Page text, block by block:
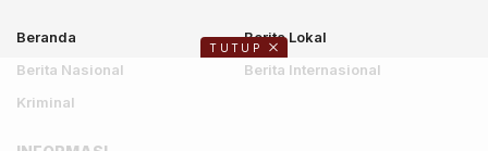
Beranda
Berita Lokal
Berita Nasional
Berita Internasional
Kriminal
TUTUP